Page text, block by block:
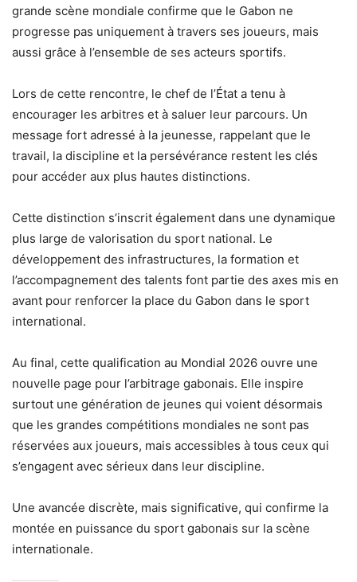
grande scène mondiale confirme que le Gabon ne
progresse pas uniquement à travers ses joueurs, mais
aussi grâce à l’ensemble de ses acteurs sportifs.
Lors de cette rencontre, le chef de l’État a tenu à
encourager les arbitres et à saluer leur parcours. Un
message fort adressé à la jeunesse, rappelant que le
travail, la discipline et la persévérance restent les clés
pour accéder aux plus hautes distinctions.
Cette distinction s’inscrit également dans une dynamique
plus large de valorisation du sport national. Le
développement des infrastructures, la formation et
l’accompagnement des talents font partie des axes mis en
avant pour renforcer la place du Gabon dans le sport
international.
Au final, cette qualification au Mondial 2026 ouvre une
nouvelle page pour l’arbitrage gabonais. Elle inspire
surtout une génération de jeunes qui voient désormais
que les grandes compétitions mondiales ne sont pas
réservées aux joueurs, mais accessibles à tous ceux qui
s’engagent avec sérieux dans leur discipline.
Une avancée discrète, mais significative, qui confirme la
montée en puissance du sport gabonais sur la scène
internationale.